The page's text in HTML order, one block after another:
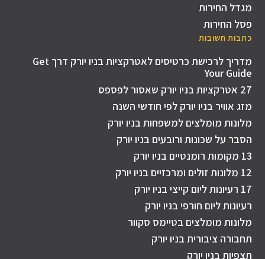
מגדל החירות
פסל החירות
כתבות חשובות
מדריך לרכישת כרטיסים לאטרקציות בניו יורק דרך Get
Your Guide
27 אטרקציות בניו יורק שאסור לפספס
מזג אוויר בניו יורק לפי חודשי השנה
מלונות מומלצים למשפחות בניו יורק
הסבר על שכונות ורובעים בניו יורק
13 מקומות רומנטיים בניו יורק
12 מלונות זולים ומרכזיים בניו יורק
17 רעיונות ליום קייצי בניו יורק
רעיונות ליום חורפי בניו יורק
מלונות מומלצים בטיימס סקוור
תחבורה ציבורית בניו יורק
תצפיות בניו יורק